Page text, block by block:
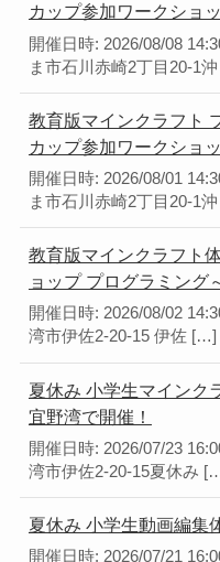
カップ参加ワークショ
開催日時: 2026/08/08
ま市石川赤崎2丁目20-1
教育版マインクラフト
カップ参加ワークショ
開催日時: 2026/08/01
ま市石川赤崎2丁目20-1
教育版マインクラフト
ョップ プログラミング
開催日時: 2026/08/02
湾市伊佐2-20-15 伊佐 […]
夏休み 小学生マインク
宜野湾で開催！
開催日時: 2026/07/23
湾市伊佐2-20-15夏休み
夏休み 小学生動画編集
開催日時: 2026/07/21